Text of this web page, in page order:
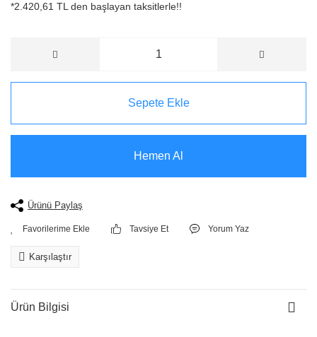
*2.420,61 TL den başlayan taksitlerle!!
Sepete Ekle
Hemen Al
Ürünü Paylaş
Tavsiye Et Yorum Yaz
Karşılaştır
Ürün Bilgisi